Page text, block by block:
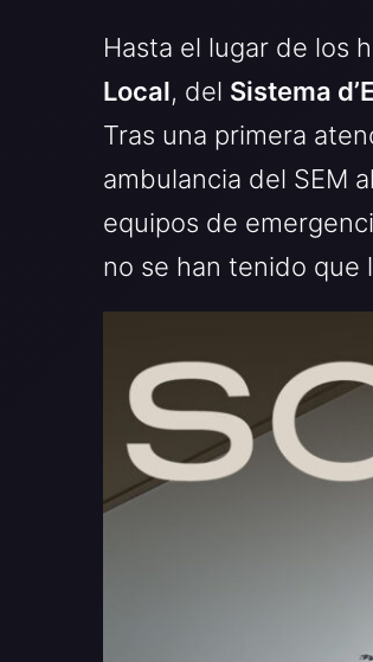
Hasta el lugar de los
Local, del Sistema
Tras una primera
ambulancia del SEM al
equipos de
no se han tenido que